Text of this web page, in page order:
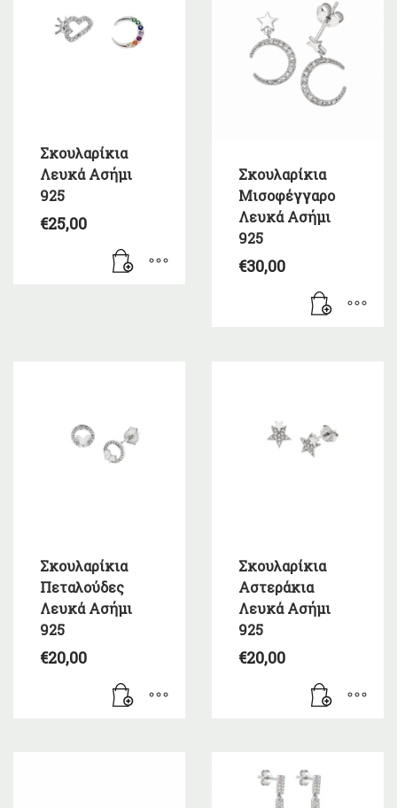
Σκουλαρίκια
Λευκά Ασήμι
925
€25,00
Σκουλαρίκια
Μισοφέγγαρο
Λευκά Ασήμι
925
€30,00
Σκουλαρίκια
Πεταλούδες
Λευκά Ασήμι
925
€20,00
Σκουλαρίκια
Αστεράκια
Λευκά Ασήμι
925
€20,00